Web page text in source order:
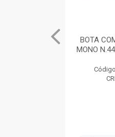
BOTA
MONO